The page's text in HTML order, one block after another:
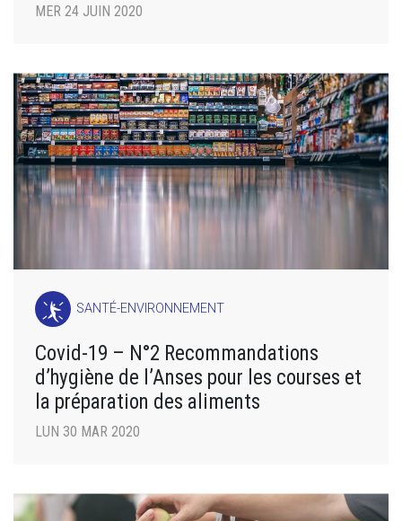
MER 24 JUIN 2020
SANTÉ-ENVIRONNEMENT
Covid-19 – N°2 Recommandations
d’hygiène de l’Anses pour les courses et
la préparation des aliments
LUN 30 MAR 2020